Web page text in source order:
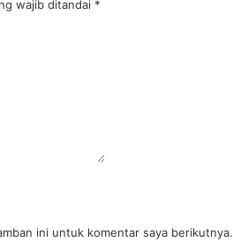
wajib ditandai *
ini untuk komentar saya berikutnya.